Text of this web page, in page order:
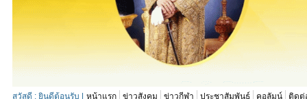
สวัสดี : ยินดีต้อนรับ | หน้าแรก ข่าวสังคม ข่าวกีฬา ประชาสัมพันธ์ คอลัมน์ ติดต่